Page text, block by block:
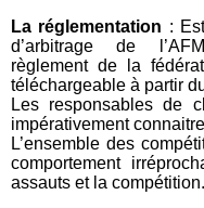
La réglementation :
d’arbitrage de
règlement de la
téléchargeable à partir
Les responsables de
impérativement
L’ensemble des
comportement
assauts et la compétition.